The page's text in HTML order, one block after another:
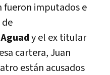
fueron imputados e
y el ex titular
cartera, Juan
están acusados